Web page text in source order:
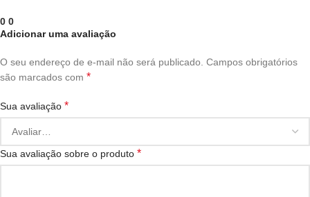
0 0
Adicionar uma avaliação
O seu endereço de e-mail não será publicado. Campos obrigatórios
são marcados com *
Sua avaliação *
Sua avaliação sobre o produto *